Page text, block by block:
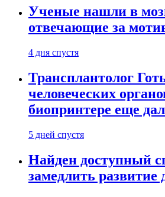
Ученые нашли в
отвечающие за
4 дня спустя
Трансплантолог
человеческих
биопринтере еще
5 дней спустя
Найден доступный
замедлить развитие